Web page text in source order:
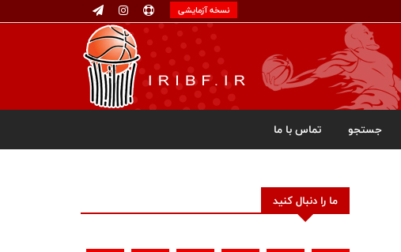
نسخه آزمایشی
جستجو تماس با ما
ما را دنبال کنید